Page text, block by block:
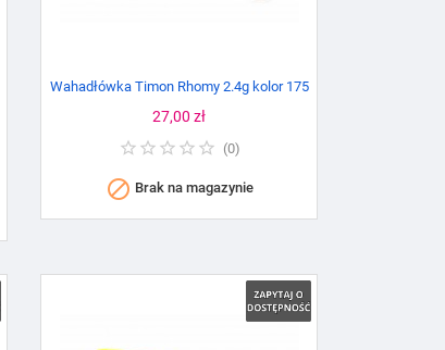
Wahadłówka Timon Rhomy 2.4g kolor 175
Cena
27,00 zł
(0)
 Brak na magazynie